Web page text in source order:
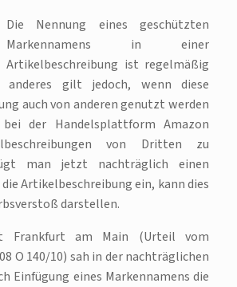
Die Nennung eines geschützten
Markennamens in einer
Artikelbeschreibung ist regelmäßig
anderes gilt jedoch, wenn diese
auch von anderen genutzt werden
der Handelsplattform Amazon
von Dritten zu
man jetzt nachträglich einen
Artikelbeschreibung ein, kann dies
darstellen.
Frankfurt am Main (Urteil vom
O 140/10) sah in der nachträglichen
Einfügung eines Markennamens die